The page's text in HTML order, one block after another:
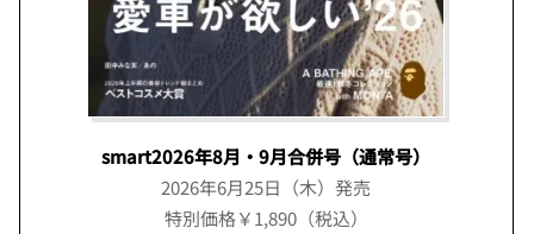
smart2026年8月・9月合併号（通常号）
2026年6月25日（木）発売
特別価格￥1,890（税込）